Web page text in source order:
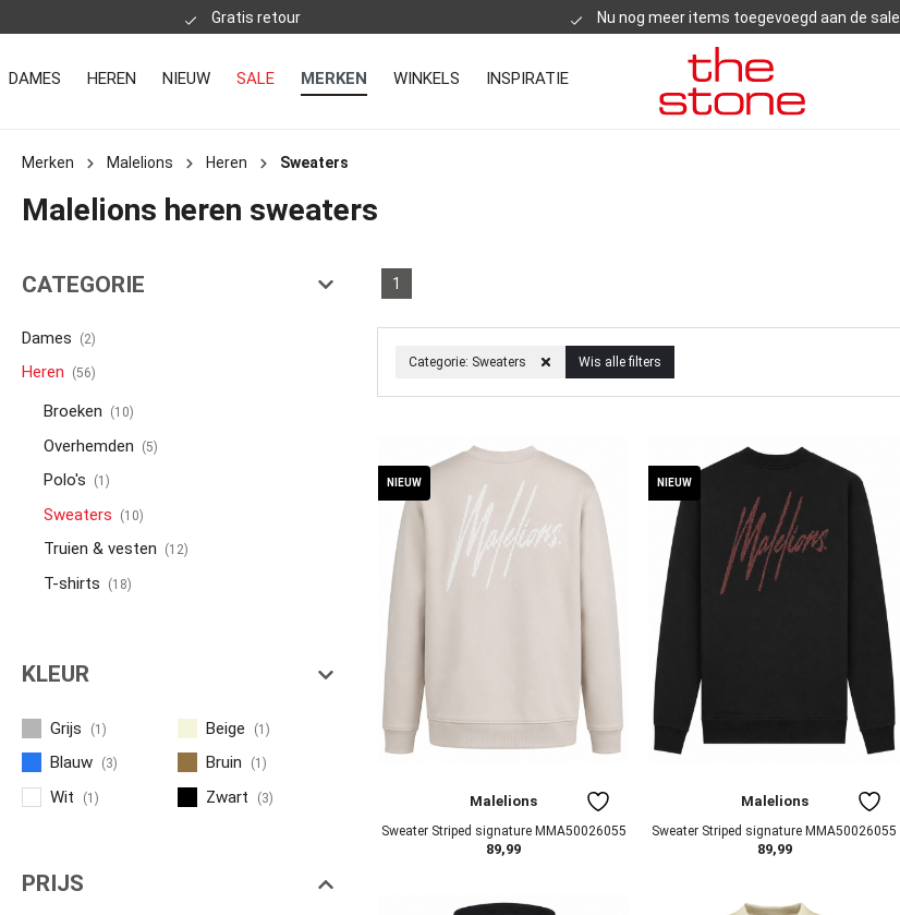
Gratis retour Nu nog meer items toegevoegd aan de sale
DAMES HEREN NIEUW SALE MERKEN WINKELS INSPIRATIE
Merken Malelions Heren Sweaters
Malelions heren sweaters
CATEGORIE
Dames (2)
Heren (56)
Broeken (10)
Overhemden (5)
Polo's (1)
Sweaters (10)
Truien & vesten (12)
T-shirts (18)
KLEUR
Grijs (1) Beige (1)
Blauw (3) Bruin (1)
Wit (1) Zwart (3)
PRIJS
Categorie: Sweaters Wis alle filters
1
NIEUW
Malelions
Sweater Striped signature MMA50026055
89,99
NIEUW
Malelions
Sweater Striped signature MMA50026055
89,99